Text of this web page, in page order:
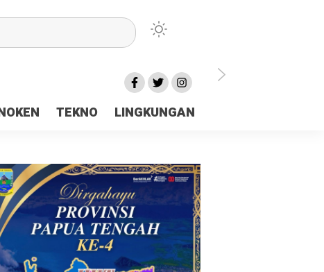
TEKNO LINGKUNGAN
Ceria Tanah Papua
Daerah Rp23 Miliar Disorot